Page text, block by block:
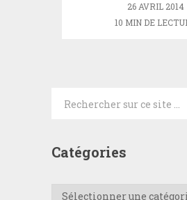
26 AVRIL 2014
10 MIN DE
Catégories
Catégories